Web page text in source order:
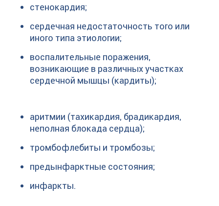
стенокардия;
сердечная недостаточность того или
иного типа этиологии;
воспалительные поражения,
возникающие в различных участках
сердечной мышцы (кардиты);
аритмии (тахикардия, брадикардия,
неполная блокада сердца);
тромбофлебиты и тромбозы;
предынфарктные состояния;
инфаркты.